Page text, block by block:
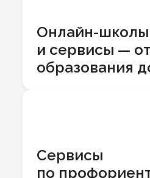
Онлайн-школы
и сервисы —
образования
Сервисы
по